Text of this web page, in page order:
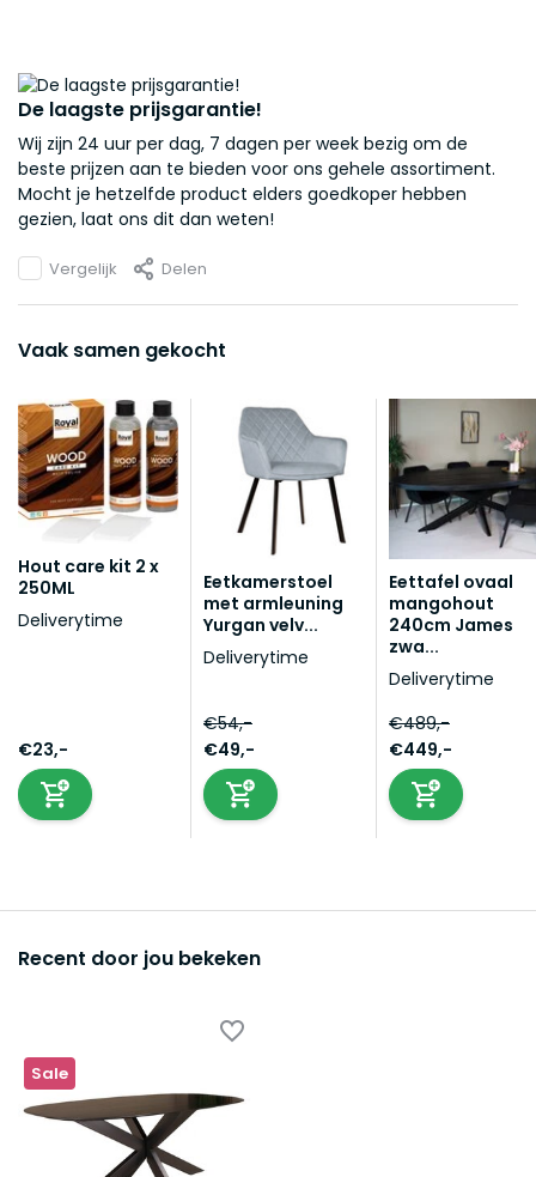
De laagste prijsgarantie!
Wij zijn 24 uur per dag, 7 dagen per week bezig om de
beste prijzen aan te bieden voor ons gehele assortiment.
Mocht je hetzelfde product elders goedkoper hebben
gezien, laat ons dit dan weten!
Vergelijk Delen
Vaak samen gekocht
Hout care kit 2 x
250ML
Deliverytime
€23,-
Eetkamerstoel
met armleuning
Yurgan velv...
Deliverytime
€54,-
€49,-
Eettafel ovaal
mangohout
240cm James
zwa...
Deliverytime
€489,-
€449,-
Recent door jou bekeken
Sale